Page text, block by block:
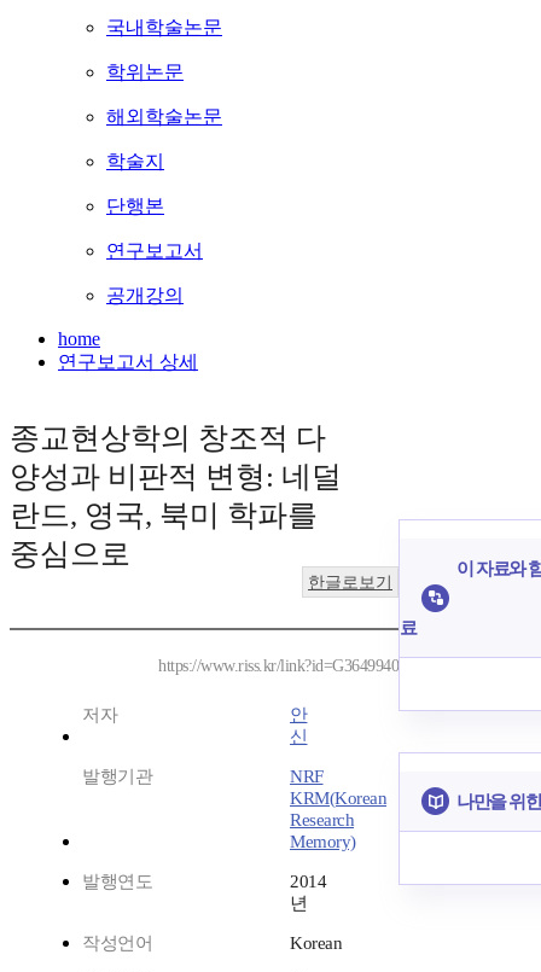
국내학술논문
학위논문
해외학술논문
학술지
단행본
연구보고서
공개강의
home
연구보고서 상세
종교현상학의 창조적 다
양성과 비판적 변형: 네덜
란드, 영국, 북미 학파를
중심으로
한글로보기
https://www.riss.kr/link?id=G3649940
저자
안
신
발행기관
NRF
KRM(Korean
Research
Memory)
발행연도
2014
년
작성언어 Korean
이 자료와
료
나만을 위